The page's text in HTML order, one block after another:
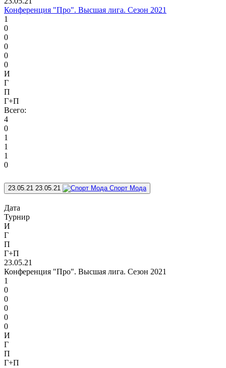
Конференция "Про". Высшая лига. Сезон 2021
1
0
0
0
0
0
И
Г
П
Г+П
Всего:
4
0
1
1
1
0
23.05.21 23.05.21 Спорт Мода
Дата
Турнир
И
Г
П
Г+П
23.05.21
Конференция "Про". Высшая лига. Сезон 2021
1
0
0
0
0
0
И
Г
П
Г+П